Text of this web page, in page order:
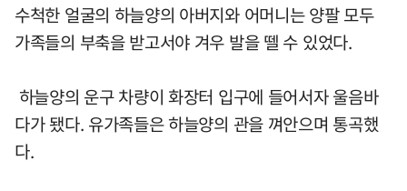
수척한 얼굴의 하늘양의 아버지와 어머니는 양팔 모두
가족들의 부축을 받고서야 겨우 발을 뗄 수 있었다.
하늘양의 운구 차량이 화장터 입구에 들어서자 울음바
다가 됐다. 유가족들은 하늘양의 관을 껴안으며 통곡했
다.